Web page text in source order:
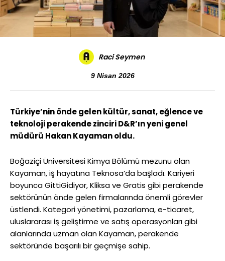
Raci Seymen
9 Nisan 2026
Türkiye’nin önde gelen kültür, sanat, eğlence ve
teknoloji perakende zinciri D&R’ın yeni genel
müdürü Hakan Kayaman oldu.
Boğaziçi Üniversitesi Kimya Bölümü mezunu olan
Kayaman, iş hayatına Teknosa’da başladı. Kariyeri
boyunca GittiGidiyor, Kliksa ve Gratis gibi perakende
sektörünün önde gelen firmalarında önemli görevler
üstlendi. Kategori yönetimi, pazarlama, e-ticaret,
uluslararası iş geliştirme ve satış operasyonları gibi
alanlarında uzman olan Kayaman, perakende
sektöründe başarılı bir geçmişe sahip.